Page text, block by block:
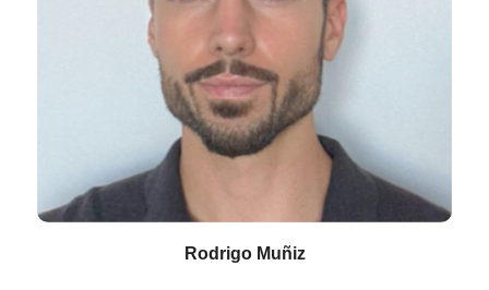
Rodrigo Muñiz